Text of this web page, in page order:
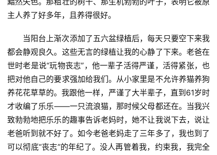
主人养了好多年，且养得很好。
当阳台上渐次添加了五六盆绿植后，每天只要空下来我
都会静观良久。这些无言的绿植让我的心静了下来。老爸在
世时老是说“玩物丧志”，他一辈子活得严谨，活得紧张，也
把对他自己的要求强加给我们。从小家里是不允许养猫养狗
养花花草草的。我跟他一样，严谨了大半辈子，直到61岁时
才收编了乐乐——一只流浪猫，那时候父母都还在。当我兴
致勃勃地把乐乐的趣事告诉老妈时，她不让我说下去，说让
老爸听到就不好了。如今老爸老妈走了三年多了，我也到了
可以彻底“丧志”的年纪了。没人再管着我，约束我，我完全